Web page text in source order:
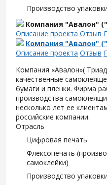
Производство упаковки
Компания "Авалон"
Описание проекта Отзыв
Компания "Авалон"
Описание проекта Отзыв
Компания «Авалон»(
качественные
бумаги и пленки. Фирма
производства
несколько лет ее
российские компании.
Отрасль
Цифровая печать
Флексопечать
самоклейки)
Производство упаковки